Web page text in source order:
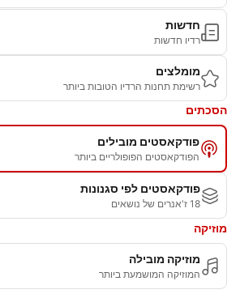
חדשות
רדיו חדשות
מומלצים
רשימת תחנות הרדיו הטובות ביותר
הסכתים
פודקאסטים מובילים
הפודקאסטים הפופולריים ביותר
פודקאסטים לפי סגנונות
18 ז'אנרים של נושאים
מוזיקה
מוזיקה מובילה
המוזיקה המושמעת ביותר